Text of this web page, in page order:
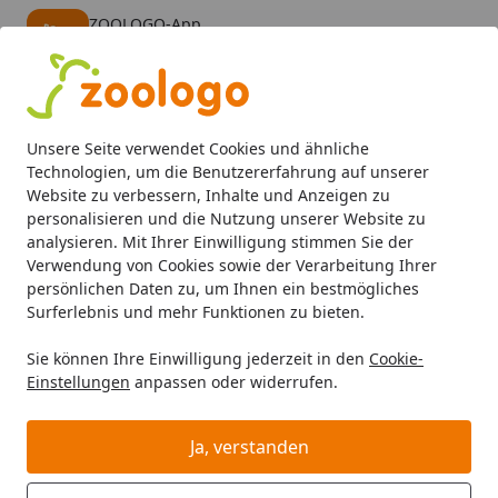
Unsere Seite verwendet Cookies und ähnliche
Technologien, um die Benutzererfahrung auf unserer
Website zu verbessern, Inhalte und Anzeigen zu
personalisieren und die Nutzung unserer Website zu
analysieren. Mit Ihrer Einwilligung stimmen Sie der
Verwendung von Cookies sowie der Verarbeitung Ihrer
persönlichen Daten zu, um Ihnen ein bestmögliches
Surferlebnis und mehr Funktionen zu bieten.
Sie können Ihre Einwilligung jederzeit in den Cookie-
Einstellungen anpassen oder widerrufen.
Ja, verstanden
ZOOLOGO-App
Alle Produkte
Mein Konto
Suchen
Startseite
Hund Hundefutter Nahrungsergänzung Canina
Canina Darm-Gel 30 Milliliter
Hundenahrungsergänzung